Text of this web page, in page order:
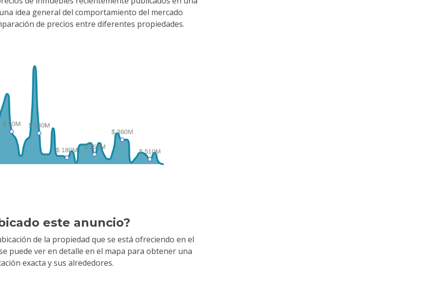
idea general del comportamiento del mercado
de precios entre diferentes propiedades.
este anuncio?
de la propiedad que se está ofreciendo en el
puede ver en detalle en el mapa para obtener una
exacta y sus alrededores.